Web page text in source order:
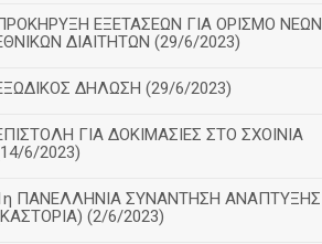
ΕΞΕΤΑΣΕΩΝ ΓΙΑ ΟΡΙΣΜΟ ΝΕΩΝ
ΔΙΑΙΤΗΤΩΝ (29/6/2023)
ΔΗΛΩΣΗ (29/6/2023)
ΓΙΑ ΔΟΚΙΜΑΣΙΕΣ ΣΤΟ ΣΧΟΙΝΙΑ
6/2023)
ΠΑΝΕΛΛΗΝΙΑ ΣΥΝΑΝΤΗΣΗ ΑΝΑΠΤΥΞΗΣ
(2/6/2023)